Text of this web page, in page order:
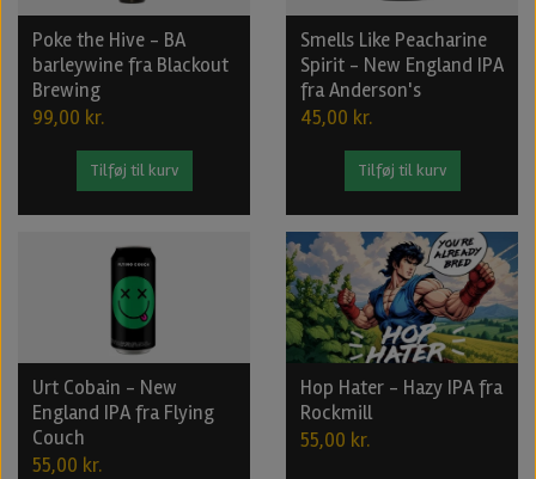
Poke the Hive - BA
barleywine fra Blackout
Brewing
99,00 kr.
Tilføj til kurv
Smells Like Peacharine
Spirit - New England IPA
fra Anderson's
45,00 kr.
Tilføj til kurv
Urt Cobain - New
England IPA fra Flying
Couch
55,00 kr.
Hop Hater - Hazy IPA fra
Rockmill
55,00 kr.